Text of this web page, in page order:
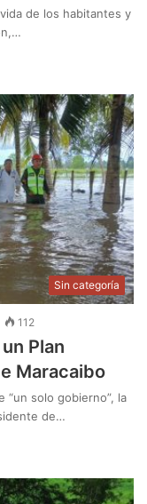
de los habitantes y
Sin categoría
112
Plan
Maracaibo
“un solo gobierno”, la
de…